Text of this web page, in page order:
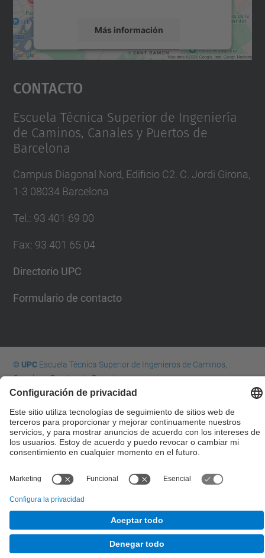
Más información
Aceptar
powered by
Contacto
Escuela Técnica Superior de Ingeniería
de Caminos, Canales y Puertos de
Barcelona
Campus Diagonal Nord, Edificio C2. C. Jordi Girona,
1-3 08034 Barcelona
Tel. : 93 401 69 00
Fax: 93 401 65 04
Directorio UPC
Formulario de contacto
© UPCEscuela Técnica Superior de Ingenieros de Caminos,
Canales y Puertos de Barcelona
Desarrollado con
Mapa del Sitio
Accesibilidad
Aviso legal
Configuración de privacidad